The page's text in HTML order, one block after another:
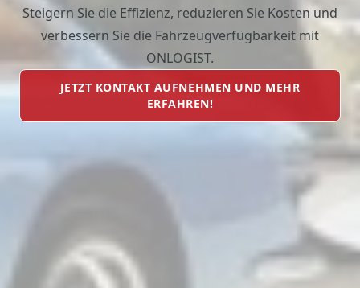
Steigern Sie die Effizienz, reduzieren Sie Kosten und
verbessern Sie die Fahrzeugverfügbarkeit mit
ONLOGIST.
JETZT KONTAKT AUFNEHMEN UND MEHR
ERFAHREN!